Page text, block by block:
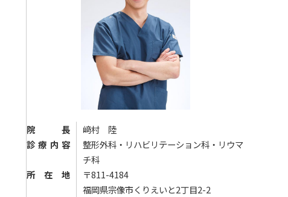
院長
﨑村 陸
診療内容
整形外科・リハビリテーション科・リウマ
チ科
所在地
〒811-4184
福岡県宗像市くりえいと2丁目2-2